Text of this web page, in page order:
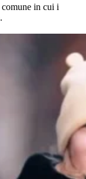
in cui i